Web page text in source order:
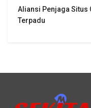
Aliansi Penjaga Situs
Terpadu